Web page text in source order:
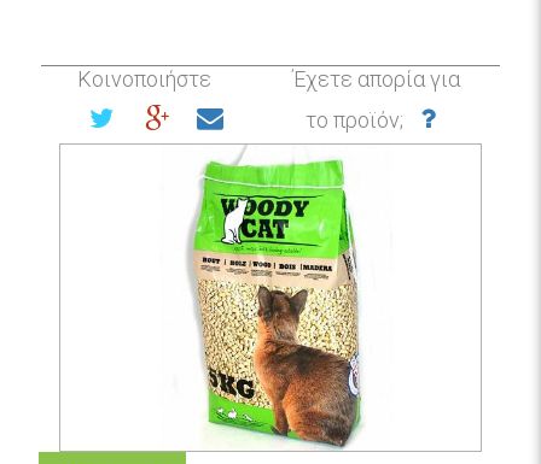
Κοινοποιήστε
Έχετε απορία για
το προϊόν;